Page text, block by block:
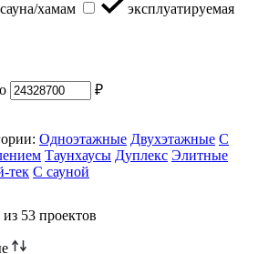
сауна/хамам
эксплуатируемая
₽
Одноэтажные Двухэтажные C
Таунхаусы Дуплекс Элитные
тек C сауной
53 проектов